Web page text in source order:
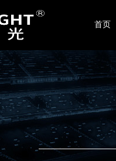
首页
们
响设备有限公司
环街星力22-24号
/ 4008017299